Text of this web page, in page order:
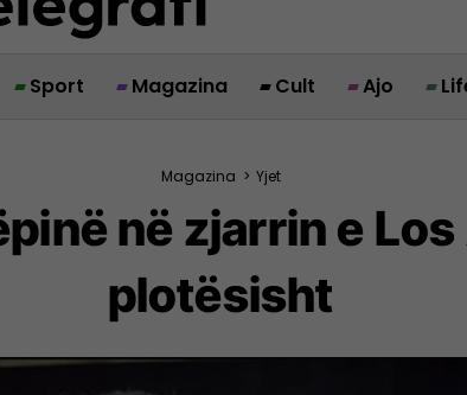
Sport Magazina Cult Ajo
Magazina > Yjet
në zjarrin e
plotësisht